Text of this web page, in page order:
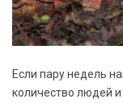
Если пару недель
количество людей и